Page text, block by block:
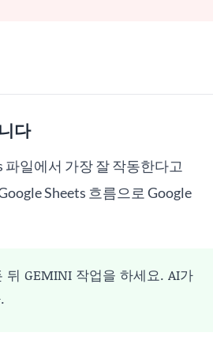
다
일에서 가장 잘 작동한다고
Sheets 흐름으로 Google
뒤 GEMINI 작업을 하세요. AI가